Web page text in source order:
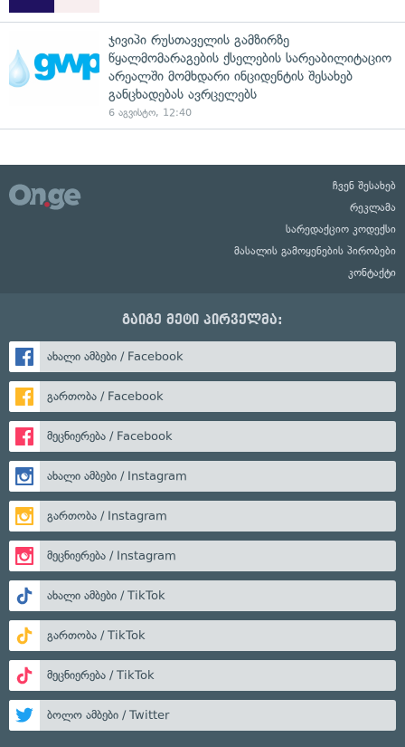
ჯივიპი რუსთაველის გამზირზე
წყალმომარაგების ქსელების სარეაბილიტაციო
არეალში მომხდარი ინციდენტის შესახებ
განცხადებას ავრცელებს
6 აგვისტო, 12:40
ჩვენ შესახებ
რეკლამა
სარედაქციო კოდექსი
მასალის გამოყენების პირობები
კონტაქტი
გაიგე მეტი პირველმა:
ახალი ამბები / Facebook
გართობა / Facebook
მეცნიერება / Facebook
ახალი ამბები / Instagram
გართობა / Instagram
მეცნიერება / Instagram
ახალი ამბები / TikTok
გართობა / TikTok
მეცნიერება / TikTok
ბოლო ამბები / Twitter